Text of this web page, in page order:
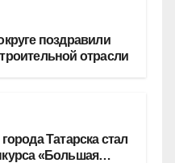
поздравили
отрасли
Татарска стал
«Большая